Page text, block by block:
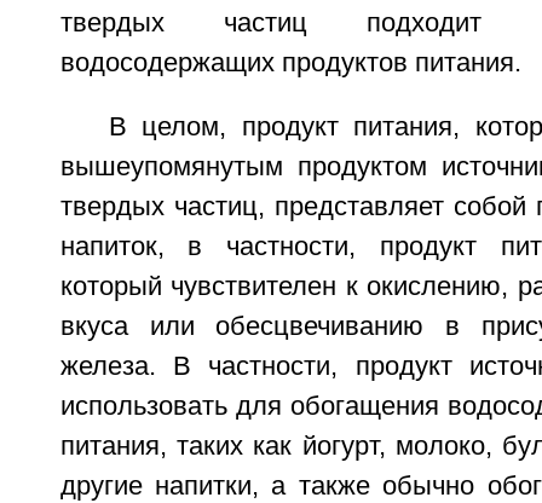
твердых частиц подходит
водосодержащих продуктов питания.
В целом, продукт питания,
вышеупомянутым продуктом
твердых частиц, представляет собой
напиток, в частности, продукт
который чувствителен к окислению,
вкуса или обесцвечиванию в
железа. В частности, продукт
использовать для обогащения
питания, таких как йогурт, молоко,
другие напитки, а также обычно